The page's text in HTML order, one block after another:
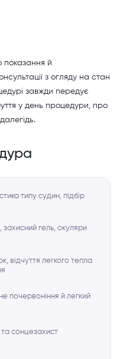
показання й
з огляду на стан
завжди передує
у день процедури, про
типу судин, підбір
гель, окуляри
відчуття легкого тепла
почервоніння й легкий
та сонцезахист